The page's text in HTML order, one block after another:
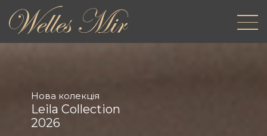
Нова колекція
Leila Collection
2026